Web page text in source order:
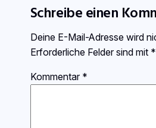
Schreibe einen
Deine E-Mail-Adresse wird
Erforderliche Felder sind mit *
Kommentar *